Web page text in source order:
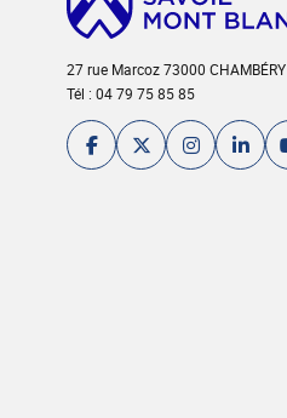
27 rue Marcoz 73000 CHAMBÉRY
Tél : 04 79 75 85 85